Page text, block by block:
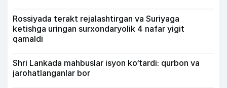
Rossiyada terakt rejalashtirgan va Suriyaga
ketishga uringan surxondaryolik 4 nafar yigit
qamaldi
Shri Lankada mahbuslar isyon ko‘tardi: qurbon va
jarohatlanganlar bor